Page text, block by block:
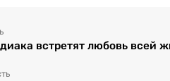
встретят любовь всей